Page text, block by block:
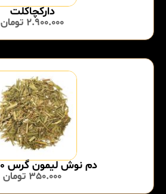
دارکچاکلت
2.900.000 تومان
دم نوش لیمون گرس ۱۷۰ گرمی
350.000 تومان